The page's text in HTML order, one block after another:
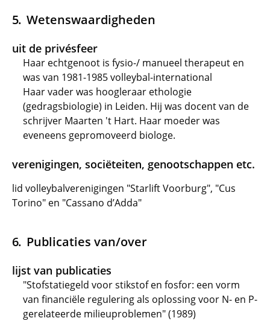
Wetenswaardigheden
uit de privésfeer
Haar echtgenoot is fysio-/ manueel therapeut en
was van 1981-1985 volleybal-international
Haar vader was hoogleraar ethologie
(gedragsbiologie) in Leiden. Hij was docent van de
schrijver Maarten 't Hart. Haar moeder was
eveneens gepromoveerd biologe.
verenigingen, sociëteiten, genootschappen etc.
lid volleybalverenigingen "Starlift Voorburg", "Cus
Torino" en "Cassano d’Adda"
Publicaties van/over
lijst van publicaties
"Stofstatiegeld voor stikstof en fosfor: een vorm
van financiële regulering als oplossing voor N- en P-
gerelateerde milieuproblemen" (1989)